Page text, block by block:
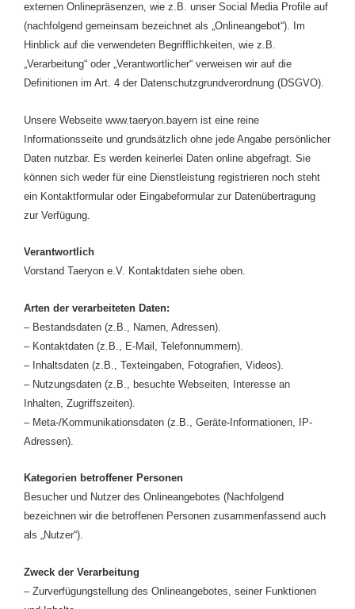
externen Onlinepräsenzen, wie z.B. unser Social Media Profile auf
(nachfolgend gemeinsam bezeichnet als „Onlineangebot“). Im
Hinblick auf die verwendeten Begrifflichkeiten, wie z.B.
„Verarbeitung“ oder „Verantwortlicher“ verweisen wir auf die
Definitionen im Art. 4 der Datenschutzgrundverordnung (DSGVO).
Unsere Webseite www.taeryon.bayern ist eine reine
Informationsseite und grundsätzlich ohne jede Angabe persönlicher
Daten nutzbar. Es werden keinerlei Daten online abgefragt. Sie
können sich weder für eine Dienstleistung registrieren noch steht
ein Kontaktformular oder Eingabeformular zur Datenübertragung
zur Verfügung.
Verantwortlich
Vorstand Taeryon e.V. Kontaktdaten siehe oben.
Arten der verarbeiteten Daten:
– Bestandsdaten (z.B., Namen, Adressen).
– Kontaktdaten (z.B., E-Mail, Telefonnummern).
– Inhaltsdaten (z.B., Texteingaben, Fotografien, Videos).
– Nutzungsdaten (z.B., besuchte Webseiten, Interesse an
Inhalten, Zugriffszeiten).
– Meta-/Kommunikationsdaten (z.B., Geräte-Informationen, IP-
Adressen).
Kategorien betroffener Personen
Besucher und Nutzer des Onlineangebotes (Nachfolgend
bezeichnen wir die betroffenen Personen zusammenfassend auch
als „Nutzer“).
Zweck der Verarbeitung
– Zurverfügungstellung des Onlineangebotes, seiner Funktionen